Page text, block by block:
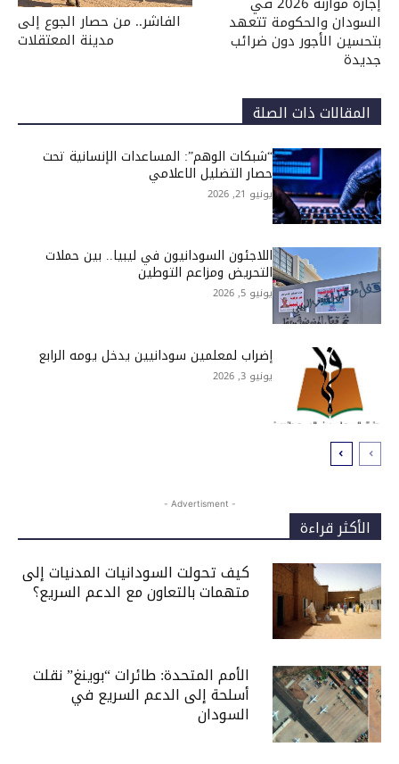
السودان والحكومة تتعهد
بتحسين الأجور دون ضرائب
جديدة
الفاشر.. من حصار الجوع إلى
مدينة المعتقلات
المقالات ذات الصلة
“شبكات الوهم”: المساعدات الإنسانية تحت
حصار التضليل الاعلامي
يونيو 21, 2026
اللاجئون السودانيون في ليبيا.. بين حملات
التحريض ومزاعم التوطين
يونيو 5, 2026
إضراب لمعلمين سودانيين يدخل يومه الرابع
يونيو 3, 2026
- Advertisment -
الأكثر قراءة
كيف تحولت السودانيات المدنيات إلى
متهمات بالتعاون مع الدعم السريع؟
الأمم المتحدة: طائرات “بوينغ” نقلت
أسلحة إلى الدعم السريع في
السودان